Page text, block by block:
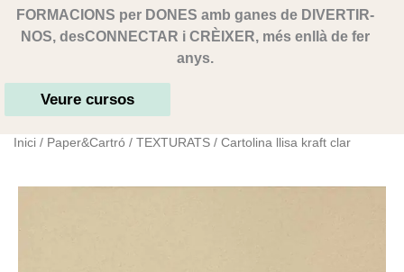
FORMACIONS per DONES amb ganes de DIVERTIR-
NOS, desCONNECTAR i CRÈIXER, més enllà de fer
anys.
Veure cursos
Inici / Paper&Cartró / TEXTURATS / Cartolina llisa kraft clar